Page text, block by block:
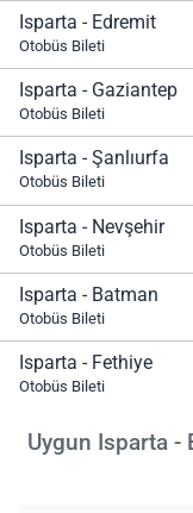
Isparta - Edremit
Otobüs Bileti
Isparta - Gaziantep
Otobüs Bileti
Isparta - Şanlıurfa
Otobüs Bileti
Isparta - Nevşehir
Otobüs Bileti
Isparta - Batman
Otobüs Bileti
Isparta - Fethiye
Otobüs Bileti
Uygun Isparta -